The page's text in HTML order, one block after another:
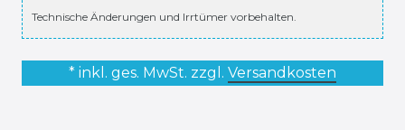
Technische Änderungen und Irrtümer vorbehalten.
* inkl. ges. MwSt. zzgl. Versandkosten